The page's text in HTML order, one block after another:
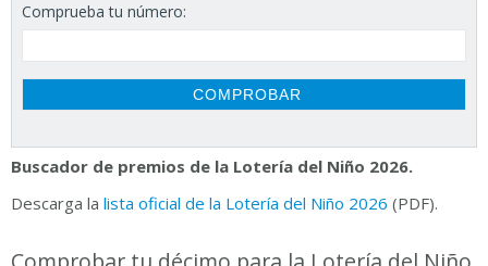
Comprueba tu número:
Buscador de premios de la Lotería del Niño 2026.
Descarga la lista oficial de la Lotería del Niño 2026 (PDF).